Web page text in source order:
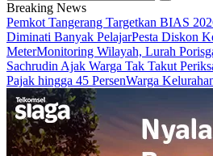
Breaking News
Pemkot Tangerang Targetkan BIAS
Diminati Banyak PelajarPesta Diskon
MeterMonitoring Wilayah, Lurah
Sachrudin Ajak Warga Tak Takut
Pajak hingga 45 PersenWarga